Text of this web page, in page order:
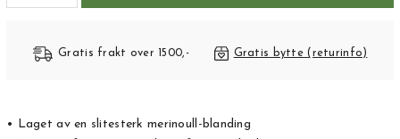
Gratis frakt over 1500,- Gratis bytte (returinfo)
• Laget av en slitesterk merinoull-blanding